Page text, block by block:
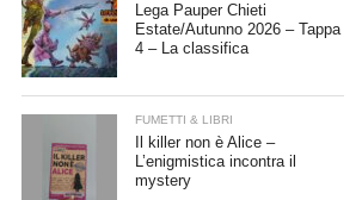
Lega Pauper Chieti
Estate/Autunno 2026 – Tappa
4 – La classifica
FUMETTI & LIBRI
Il killer non è Alice –
L’enigmistica incontra il
mystery